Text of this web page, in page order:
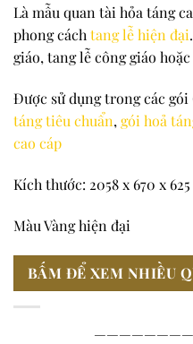
Là mẫu quan tài hỏa táng
phong cáchtang lễ hiện đại
giáo, tang lễ công giáo
Được sử dụng trong các
táng tiêu chuẩn, gói hoả
cao cáp
Kích thước: 2058 x 670 x 625
Màu Vàng hiện đại
BẤM ĐỂ XEM NHIỀU